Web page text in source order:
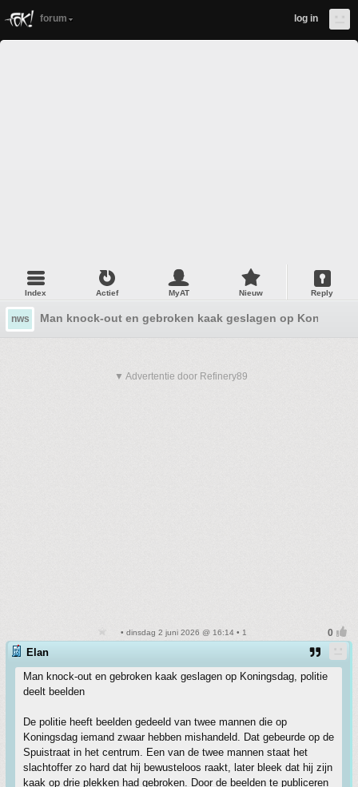
forum log in
Index Actief MyAT Nieuw Reply
nws Man knock-out en gebroken kaak geslagen op
▼ Advertentie door Refinery89
• dinsdag 2 juni 2026 @ 16:14 • 1
Elan
Man knock-out en gebroken kaak geslagen op Koningsdag, politie
deelt beelden
De politie heeft beelden gedeeld van twee mannen die op
Koningsdag iemand zwaar hebben mishandeld. Dat gebeurde op de
Spuistraat in het centrum. Een van de twee mannen staat het
slachtoffer zo hard dat hij bewusteloos raakt, later bleek dat hij zijn
kaak op drie plekken had gebroken. Door de beelden te publiceren